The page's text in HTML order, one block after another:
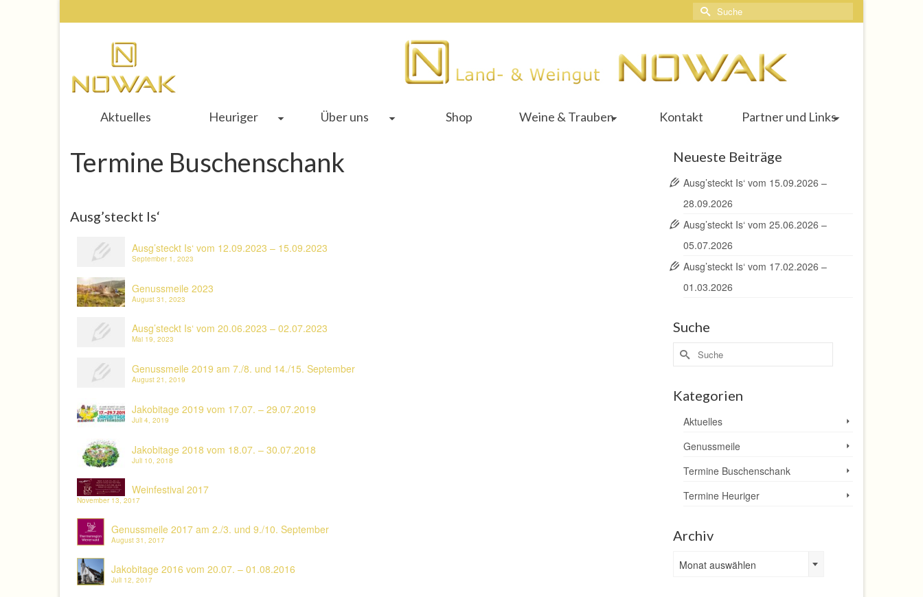
Suche
nach:
Aktuelles Heuriger Über uns Shop Weine & Trauben Kontakt Partner und Links
Termine Buschenschank
Ausg’steckt Is‘
Ausg’steckt Is‘ vom 12.09.2023 – 15.09.2023
September 1, 2023
Genussmeile 2023
August 31, 2023
Ausg’steckt Is‘ vom 20.06.2023 – 02.07.2023
Mai 19, 2023
Genussmeile 2019 am 7./8. und 14./15. September
August 21, 2019
Jakobitage 2019 vom 17.07. – 29.07.2019
Juli 4, 2019
Jakobitage 2018 vom 18.07. – 30.07.2018
Juli 10, 2018
Weinfestival 2017
November 13, 2017
Genussmeile 2017 am 2./3. und 9./10. September
August 31, 2017
Jakobitage 2016 vom 20.07. – 01.08.2016
Juli 12, 2017
Neueste Beiträge
Ausg’steckt Is‘ vom 15.09.2026 –
28.09.2026
Ausg’steckt Is‘ vom 25.06.2026 –
05.07.2026
Ausg’steckt Is‘ vom 17.02.2026 –
01.03.2026
Suche
Suche
nach:
Kategorien
Aktuelles
Genussmeile
Termine Buschenschank
Termine Heuriger
Archiv
Monat auswählen